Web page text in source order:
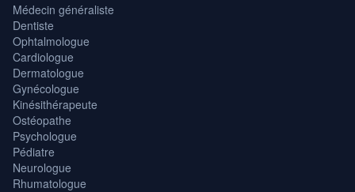
Médecin généraliste
Dentiste
Ophtalmologue
Cardiologue
Dermatologue
Gynécologue
Kinésithérapeute
Ostéopathe
Psychologue
Pédiatre
Neurologue
Rhumatologue